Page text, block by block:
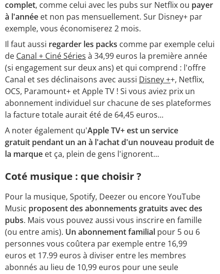
complet, comme celui avec les pubs sur Netflix ou payer
à l'année et non pas mensuellement. Sur Disney+ par
exemple, vous économiserez 2 mois.
Il faut aussi regarder les packs comme par exemple celui
de Canal + Ciné Séries à 34,99 euros la première année
(si engagement sur deux ans) et qui comprend : l'offre
Canal et ses déclinaisons avec aussi Disney ++, Netflix,
OCS, Paramount+ et Apple TV ! Si vous aviez prix un
abonnement individuel sur chacune de ses plateformes
la facture totale aurait été de 64,45 euros...
A noter également qu'Apple TV+ est un service
gratuit pendant un an à l'achat d'un nouveau produit de
la marque et ça, plein de gens l'ignorent...
Coté musique : que choisir ?
Pour la musique, Spotify, Deezer ou encore YouTube
Music proposent des abonnements gratuits avec des
pubs. Mais vous pouvez aussi vous inscrire en famille
(ou entre amis). Un abonnement familial pour 5 ou 6
personnes vous coûtera par exemple entre 16,99
euros et 17.99 euros à diviser entre les membres
abonnés au lieu de 10,99 euros pour une seule